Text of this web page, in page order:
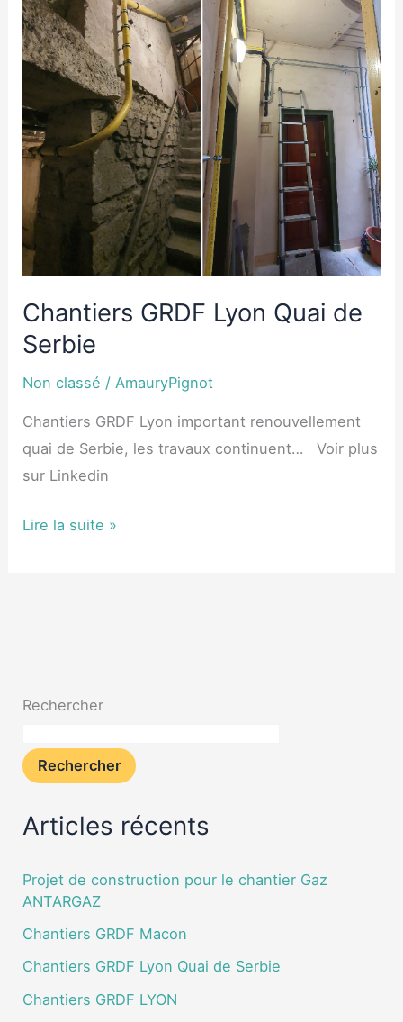
Chantiers GRDF Lyon Quai de
Serbie
Non classé / AmauryPignot
Chantiers GRDF Lyon important renouvellement
quai de Serbie, les travaux continuent… Voir plus
sur Linkedin
Quai
de
Serbie
Lire la suite »
Rechercher
Rechercher
Articles récents
Projet de construction pour le chantier Gaz
ANTARGAZ
Chantiers GRDF Macon
Chantiers GRDF Lyon Quai de Serbie
Chantiers GRDF LYON